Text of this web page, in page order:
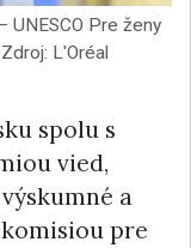
UNESCO Pre ženy
L'Oréal
spolu s
vied,
a
pre